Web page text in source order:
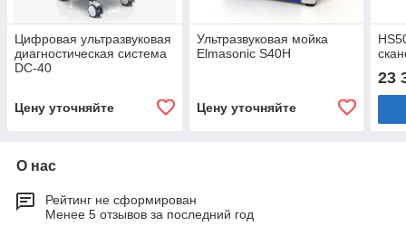
Цифровая ультразвуковая
диагностическая система
DC-40
Цену уточняйте
Ультразвуковая мойка
Elmasonic S40H
Цену уточняйте
23
О нас
Рейтинг не сформирован
Менее 5 отзывов за последний год